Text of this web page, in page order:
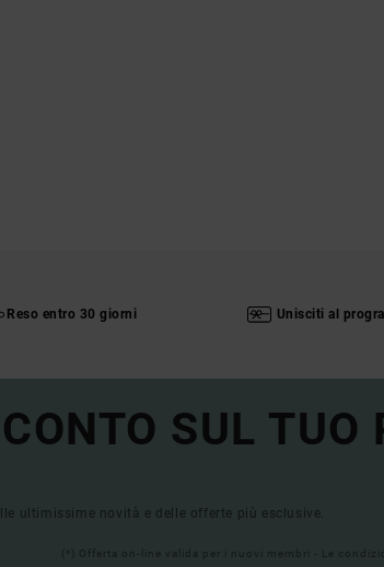
Reso entro 30 giorni Unisciti al
SUL TUO
ultimissime novità e delle offerte più esclusive.
(*) Offerta on-line valida per i nuovi membri - Le